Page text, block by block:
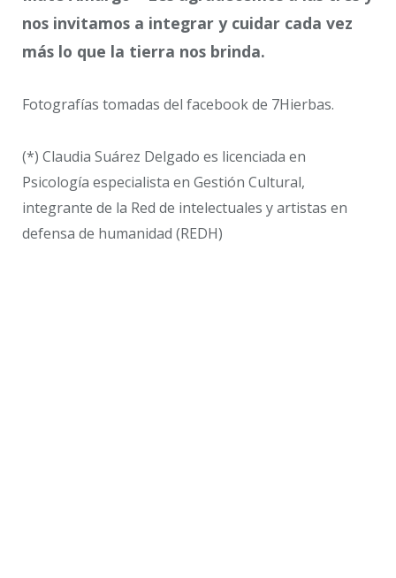
nos invitamos a integrar y cuidar cada vez
más lo que la tierra nos brinda.
Fotografías tomadas del facebook de 7Hierbas.
(*) Claudia Suárez Delgado es licenciada en
Psicología especialista en Gestión Cultural,
integrante de la Red de intelectuales y artistas en
defensa de humanidad (REDH)